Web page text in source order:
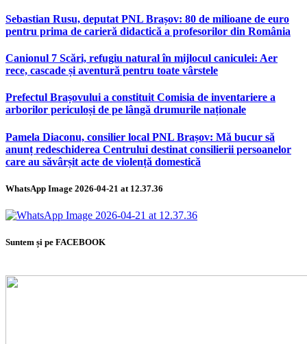
Sebastian Rusu, deputat PNL Brașov: 80 de milioane de euro
pentru prima de carieră didactică a profesorilor din România
Canionul 7 Scări, refugiu natural în mijlocul caniculei: Aer
rece, cascade și aventură pentru toate vârstele
Prefectul Brașovului a constituit Comisia de inventariere a
arborilor periculoși de pe lângă drumurile naționale
Pamela Diaconu, consilier local PNL Brașov: Mă bucur să
anunț redeschiderea Centrului destinat consilierii persoanelor
care au săvârșit acte de violență domestică
WhatsApp Image 2026-04-21 at 12.37.36
Suntem și pe FACEBOOK